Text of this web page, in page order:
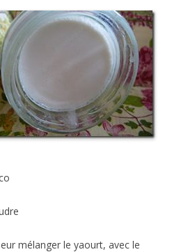
mélanger le yaourt, avec le